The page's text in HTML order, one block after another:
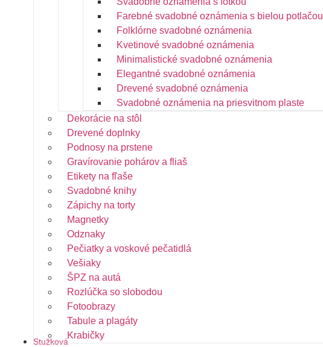
Farebné svadobné oznámenia s bielou potlačou
Folklórne svadobné oznámenia
Kvetinové svadobné oznámenia
Minimalistické svadobné oznámenia
Elegantné svadobné oznámenia
Drevené svadobné oznámenia
Svadobné oznámenia na priesvitnom plaste
Dekorácie na stôl
Drevené doplnky
Podnosy na prstene
Gravírovanie pohárov a fliaš
Etikety na fľaše
Svadobné knihy
Zápichy na torty
Magnetky
Odznaky
Pečiatky a voskové pečatidlá
Vešiaky
ŠPZ na autá
Rozlúčka so slobodou
Fotoobrazy
Tabule a plagáty
Krabičky
Stužková